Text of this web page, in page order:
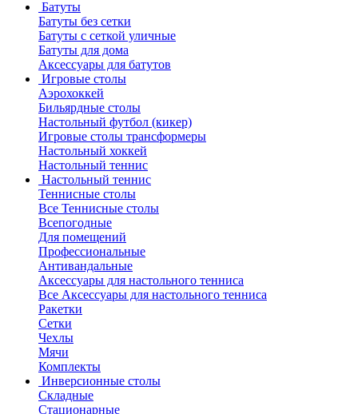
Батуты
Батуты без сетки
Батуты с сеткой уличные
Батуты для дома
Аксессуары для батутов
Игровые столы
Аэрохоккей
Бильярдные столы
Настольный футбол (кикер)
Игровые столы трансформеры
Настольный хоккей
Настольный теннис
Настольный теннис
Теннисные столы
Все Теннисные столы
Всепогодные
Для помещений
Профессиональные
Антивандальные
Аксессуары для настольного тенниса
Все Аксессуары для настольного тенниса
Ракетки
Сетки
Чехлы
Мячи
Комплекты
Инверсионные столы
Складные
Стационарные